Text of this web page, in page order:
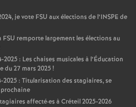
je vote FSU aux élections de l’INSPE de
FSU remporte largement les élections au
: Les chaises musicales à l’Éducation
du 27 mars 2025!
: Titularisation des stagiaires, se
affecté·es à Créteil 2025-2026